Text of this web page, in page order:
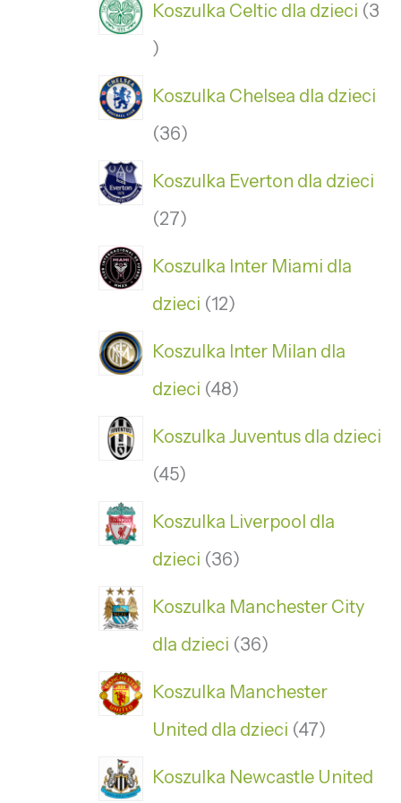
Koszulka Celtic dla dzieci 3
Koszulka Chelsea dla dzieci
36
Koszulka Everton dla dzieci
27
Koszulka Inter Miami dla
dzieci 12
Koszulka Inter Milan dla
dzieci 48
Koszulka Juventus dla dzieci
45
Koszulka Liverpool dla
dzieci 36
Koszulka Manchester City
dla dzieci 36
Koszulka Manchester
United dla dzieci 47
Koszulka Newcastle United